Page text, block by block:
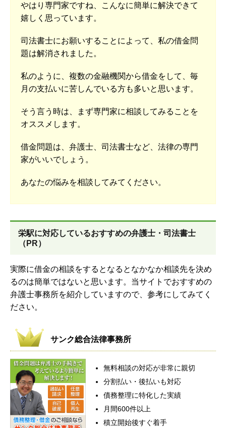
やはり専門家ですね、こんなに簡単に解決できて
嬉しく思っています。
司法書士にお願いすることによって、私の借金問
題は解消されました。
私のように、複数の金融機関から借金をして、毎
月の支払いに苦しんでいる方も多いと思います。
そう言う時は、まず専門家に相談してみることを
オススメします。
借金問題は、弁護士、司法書士など、法律の専門
家がいいでしょう。
あなたの悩みを相談してみてください。
栄駅に対応しているおすすめの弁護士・司法書士
（PR）
実際に借金の相談をするとなるとなかなか相談先を決め
るのは簡単ではないと思います。当サイトでおすすめの
弁護士事務所を紹介していますので、参考にしてみてく
ださい。
サンク総合法律事務所
無料相談の対応が非常に親切
分割払い・後払いも対応
債務整理に特化した実績
月間600件以上
積立開始後すぐ着手